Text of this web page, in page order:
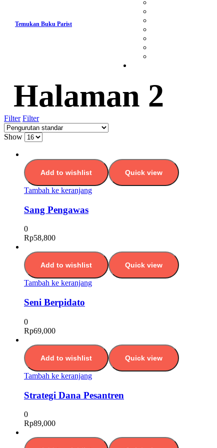
Temukan Buku Parist
Halaman 2
Filter Filter
Show
Add to wishlist Quick view
Tambah ke keranjang
Sang Pengawas
0
Rp58,800
Add to wishlist Quick view
Tambah ke keranjang
Seni Berpidato
0
Rp69,000
Add to wishlist Quick view
Tambah ke keranjang
Strategi Dana Pesantren
0
Rp89,000